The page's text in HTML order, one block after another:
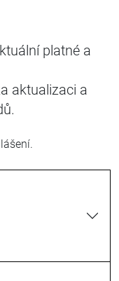
platné a
aktualizaci a